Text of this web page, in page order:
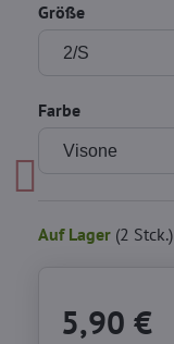
Größe
Farbe
Auf Lager (2 Stck.)
5,90 €